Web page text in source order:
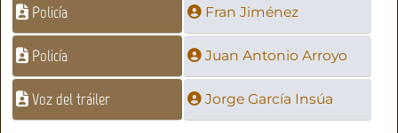
Policía Fran Jiménez
Policía Juan Antonio Arroyo
Voz del tráiler Jorge García Insúa